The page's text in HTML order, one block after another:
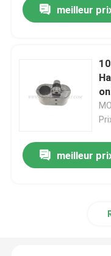
meilleur
meilleur